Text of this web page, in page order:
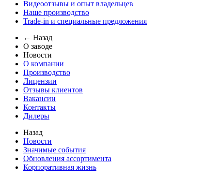
Видеоотзывы и опыт владельцев
Наше производство
Trade-in и специальные предложения
← Назад
О заводе
Новости
О компании
Производство
Лицензии
Отзывы клиентов
Вакансии
Контакты
Дилеры
Назад
Новости
Значимые события
Обновления ассортимента
Корпоративная жизнь